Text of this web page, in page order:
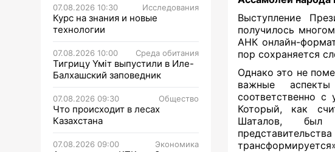
07.08.2026 10:30 Исследования
Курс на знания и новые
технологии
07.08.2026 10:00 Среда обитания
Тигрицу Үміт выпустили в Иле-
Балхашский заповедник
07.08.2026 09:30 Общество
Что происходит в лесах
Казахстана
07.08.2026 09:00 Экономика
Выступление
получилось
АНК онлайн-
пор сохраняется
Однако это не
важные
соответственно с
Который, как
Шаталов, был